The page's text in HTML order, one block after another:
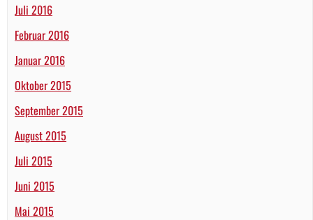
Juli 2016
Februar 2016
Januar 2016
Oktober 2015
September 2015
August 2015
Juli 2015
Juni 2015
Mai 2015